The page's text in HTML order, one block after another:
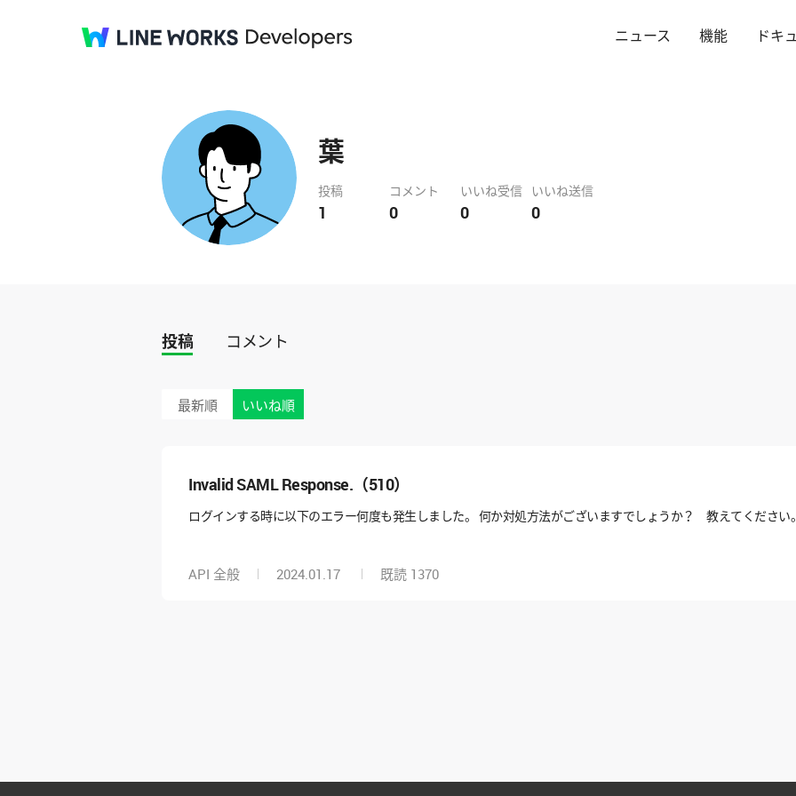
ニュース 機能 ドキ
葉
投稿
1
コメント
0
いいね受信
0
いいね送信
0
投稿 コメント
最新順 いいね順
Invalid SAML Response.（510）
ログインする時に以下のエラー何度も発生しました。 何か対処方法がございますでしょうか？ 教えてください。
API 全般 2024.01.17 既読 1370